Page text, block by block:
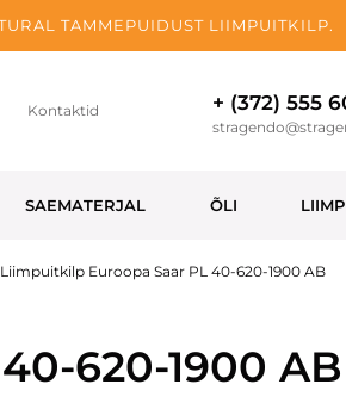
TAMMEPUIDUST LIIMPUITKILP.
Kontaktid + (372) 555
SAEMATERJAL ÕLI
Liimpuitkilp Euroopa Saar PL 40-620-1900 AB
620-1900 AB